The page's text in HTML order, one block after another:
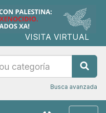
VISITA VIRTUAL
Busca avanzada